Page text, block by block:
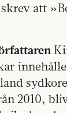
att
2010,